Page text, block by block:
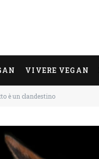
VIVERE VEGAN
è un clandestino